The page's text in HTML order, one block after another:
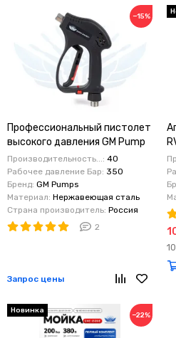
−15%
Профессиональный пистолет
высокого давления GM Pump
350 бар 40 л/мин поворотное
соединение
Производительность...: 40
Рабочее давление Бар: 350
Бренд: GM Pumps
Материал: Нержавеющая сталь
Страна производитель: Россия
2
Запрос цены
ч
Новинка
−22%